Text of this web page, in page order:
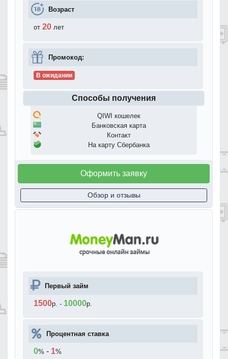
Возраст
от 20 лет
Промокод:
В ожидании
Способы получения
QIWI кошелек
Банковская карта
Контакт
На карту Сбербанка
Оформить заявку
Обзор и отзывы
Первый займ
1500р. - 10000р.
Процентная ставка
0% - 1%